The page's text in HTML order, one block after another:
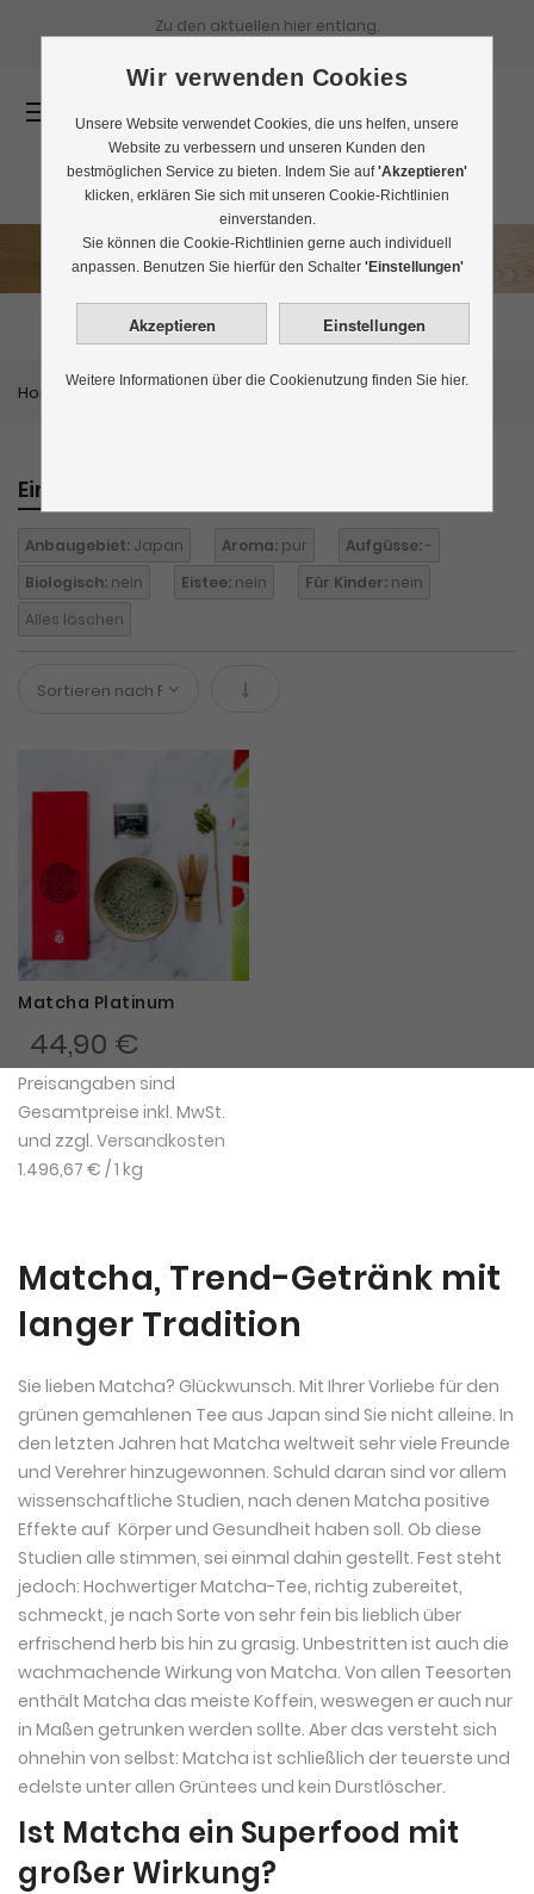
Zu den aktuellen hier entlang.
Matcha Tee kaufen
Home Matcha Tee kaufen
Einkaufen nach
Anbaugebiet: Japan Aroma: pur Aufgüsse:-
Biologisch: nein Eistee: nein Für Kinder: nein
Alles löschen
In absteigender Reihenfolge
Matcha Platinum
44,90 €
Preisangaben sind
Gesamtpreise inkl. MwSt.
und zzgl. Versandkosten
1.496,67 € / 1 kg
Matcha, Trend-Getränk mit
langer Tradition
Sie lieben Matcha? Glückwunsch. Mit Ihrer Vorliebe für den
grünen gemahlenen Tee aus Japan sind Sie nicht alleine. In
den letzten Jahren hat Matcha weltweit sehr viele Freunde
und Verehrer hinzugewonnen. Schuld daran sind vor allem
wissenschaftliche Studien, nach denen Matcha positive
Effekte auf Körper und Gesundheit haben soll. Ob diese
Studien alle stimmen, sei einmal dahin gestellt. Fest steht
jedoch: Hochwertiger Matcha-Tee, richtig zubereitet,
schmeckt, je nach Sorte von sehr fein bis lieblich über
erfrischend herb bis hin zu grasig. Unbestritten ist auch die
wachmachende Wirkung von Matcha. Von allen Teesorten
enthält Matcha das meiste Koffein, weswegen er auch nur
in Maßen getrunken werden sollte. Aber das versteht sich
ohnehin von selbst: Matcha ist schließlich der teuerste und
edelste unter allen Grüntees und kein Durstlöscher.
Ist Matcha ein Superfood mit
großer Wirkung?
Wir verwenden Cookies
Unsere Website verwendet Cookies, die uns helfen, unsere
Website zu verbessern und unseren Kunden den
bestmöglichen Service zu bieten. Indem Sie auf'Akzeptieren'
klicken, erklären Sie sich mit unseren Cookie-Richtlinien
einverstanden.
Sie können die Cookie-Richtlinien gerne auch individuell
anpassen. Benutzen Sie hierfür den Schalter 'Einstellungen'
Weitere Informationen über die Cookienutzung finden Sie hier.